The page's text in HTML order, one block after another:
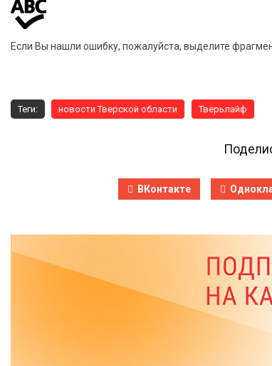
Если Вы нашли ошибку, пожалуйста, выделите
Теги: новости Тверской области Тверьлайф
ВКонтакте